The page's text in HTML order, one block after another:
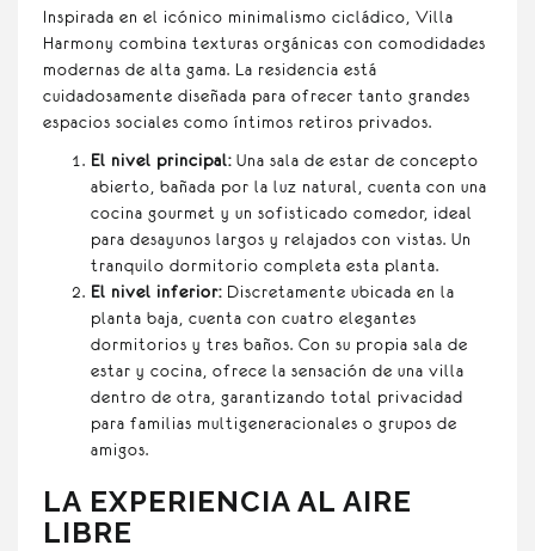
Inspirada en el icónico minimalismo cicládico, Villa
Harmony combina texturas orgánicas con comodidades
modernas de alta gama. La residencia está
cuidadosamente diseñada para ofrecer tanto grandes
espacios sociales como íntimos retiros privados.
El nivel principal:Una sala de estar de concepto
abierto, bañada por la luz natural, cuenta con una
cocina gourmet y un sofisticado comedor, ideal
para desayunos largos y relajados con vistas. Un
tranquilo dormitorio completa esta planta.
El nivel inferior:Discretamente ubicada en la
planta baja, cuenta con cuatro elegantes
dormitorios y tres baños. Con su propia sala de
estar y cocina, ofrece la sensación de una villa
dentro de otra, garantizando total privacidad
para familias multigeneracionales o grupos de
amigos.
LA EXPERIENCIA AL AIRE
LIBRE